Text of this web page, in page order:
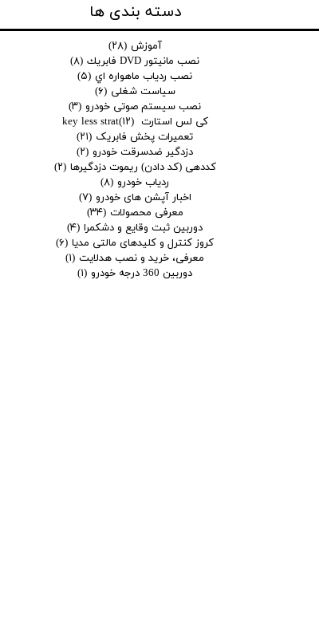
دسته بندی ها
آموزش (۲۸)
نصب مانيتور DVD فابريك
(۸)
نصب ردياب ماهواره اي (۵)
سیاست شغلی (۶)
نصب سیستم صوتی خودرو (۳)
کی لس استارت key less strat (۱۲)
تعمیرات پخش فابریک (۲۱)
دزدگیر ضدسرقت خودرو (۲)
کددهی (کد دادن) ریموت دزدگیرها (۲)
ردیاب خودرو (۸)
اخبار آپشن های خودرو (۷)
معرفی محصولات (۳۴)
دوربین ثبت وقایع و دشکمرا (۴)
کروز کنترل و کلیدهای مالتی مدیا (۶)
معرفی، خرید و نصب هدلایت (۱)
دوربین 360 درجه خودرو
(۱)